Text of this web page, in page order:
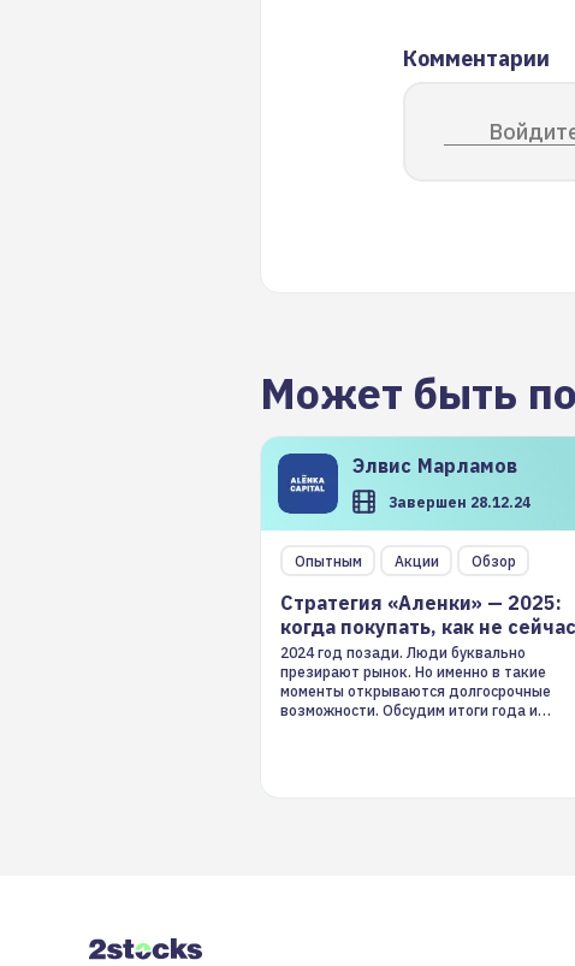
Комментарии
Может быть
Элвис Марламов
Завершен 28.12.24
Опытным Акции Обзор
Стратегия «Аленки» — 2025:
когда покупать, как не сейчас
2024 год позади. Люди буквально
презирают рынок. Но именно в такие
моменты открываются долгосрочные
возможности. Обсудим итоги года и